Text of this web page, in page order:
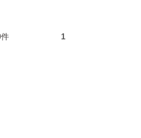
次の40件 1